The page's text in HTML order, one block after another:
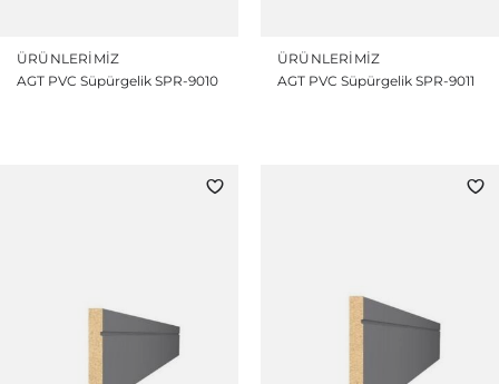
ÜRÜNLERIMIZ
AGT PVC Süpürgelik SPR-9010
ÜRÜNLERIMIZ
AGT PVC Süpürgelik SPR-9011